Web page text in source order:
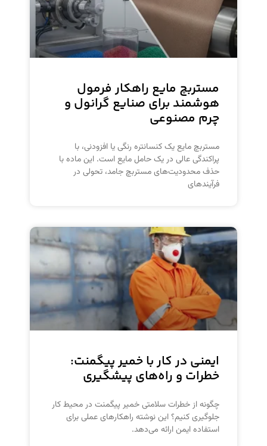
مستربچ مایع راهکار فرمول
هوشمند برای صنایع گرانول و
چرم مصنوعی
مستربچ مایع یک کنسانتره رنگی یا افزودنی، با
پراکندگی عالی در یک حامل مایع است. این ماده با
حذف محدودیت‌های مستربچ جامد، تحولی در
فرآیندهای
ایمنی در کار با خمیر پیگمنت:
خطرات و راه‌های پیشگیری
چگونه از خطرات سلامتی خمیر پیگمنت در محیط کار
جلوگیری کنیم؟ این نوشته راهکارهای عملی برای
استفاده ایمن ارائه می‌دهد.